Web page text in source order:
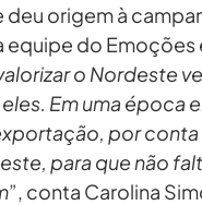
origem à
equipe do Emoções
o Nordeste
Em uma época
por
para que não
”, conta Carolina